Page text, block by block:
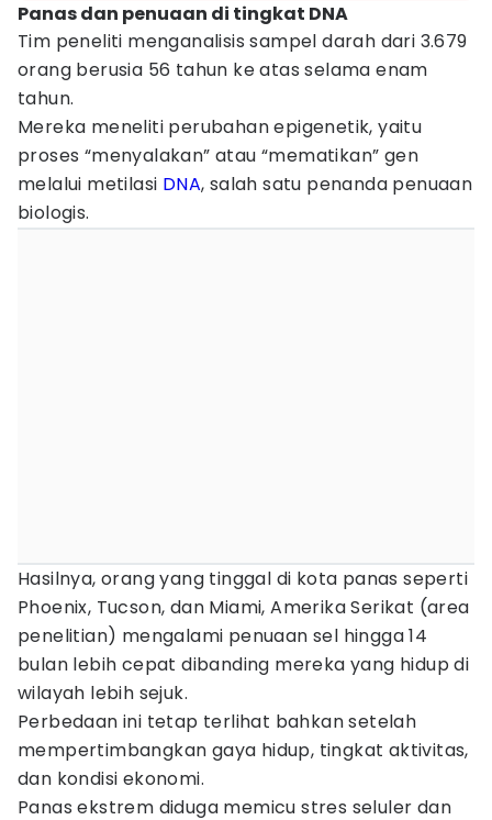
Panas dan penuaan di tingkat DNA
Tim peneliti menganalisis sampel darah dari 3.679
orang berusia 56 tahun ke atas selama enam
tahun.
Mereka meneliti perubahan epigenetik, yaitu
proses “menyalakan” atau “mematikan” gen
melalui metilasi DNA, salah satu penanda penuaan
biologis.
Hasilnya, orang yang tinggal di kota panas seperti
Phoenix, Tucson, dan Miami, Amerika Serikat (area
penelitian) mengalami penuaan sel hingga 14
bulan lebih cepat dibanding mereka yang hidup di
wilayah lebih sejuk.
Perbedaan ini tetap terlihat bahkan setelah
mempertimbangkan gaya hidup, tingkat aktivitas,
dan kondisi ekonomi.
Panas ekstrem diduga memicu stres seluler dan